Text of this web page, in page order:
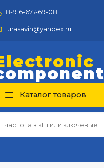
8-916-677-69-08
urasavin@yandex.ru
Каталог товаров